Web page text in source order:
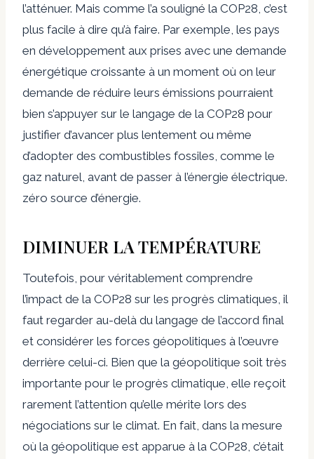
l’atténuer. Mais comme l’a souligné la COP28, c’est
plus facile à dire qu’à faire. Par exemple, les pays
en développement aux prises avec une demande
énergétique croissante à un moment où on leur
demande de réduire leurs émissions pourraient
bien s’appuyer sur le langage de la COP28 pour
justifier d’avancer plus lentement ou même
d’adopter des combustibles fossiles, comme le
gaz naturel, avant de passer à l’énergie électrique.
zéro source d’énergie.
DIMINUER LA TEMPÉRATURE
Toutefois, pour véritablement comprendre
l’impact de la COP28 sur les progrès climatiques, il
faut regarder au-delà du langage de l’accord final
et considérer les forces géopolitiques à l’œuvre
derrière celui-ci. Bien que la géopolitique soit très
importante pour le progrès climatique, elle reçoit
rarement l’attention qu’elle mérite lors des
négociations sur le climat. En fait, dans la mesure
où la géopolitique est apparue à la COP28, c’était